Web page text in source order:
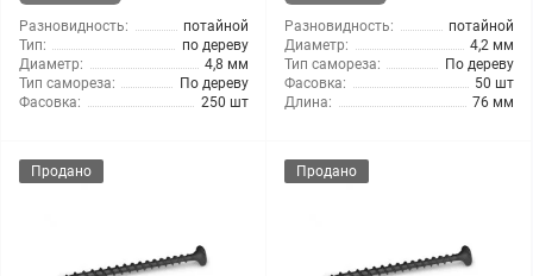
Разновидность:
потайной
Тип:
по дереву
Диаметр:
4,8 мм
Тип самореза:
По дереву
Фасовка:
250 шт
Разновидность:
потайной
Диаметр:
4,2 мм
Тип самореза:
По дереву
Фасовка:
50 шт
Длина:
76 мм
Продано Продано